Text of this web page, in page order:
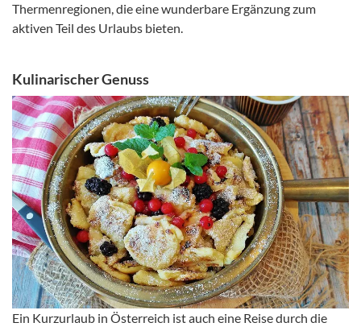
Thermenregionen, die eine wunderbare Ergänzung zum
aktiven Teil des Urlaubs bieten.
Kulinarischer Genuss
Ein Kurzurlaub in Österreich ist auch eine Reise durch die